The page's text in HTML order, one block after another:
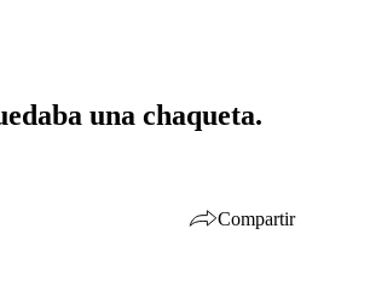
una chaqueta.
Compartir